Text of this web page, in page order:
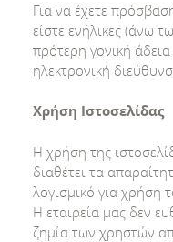
Για να έχετε
είστε ενήλικες (άνω
πρότερη γονική
ηλεκτρονική
Χρήση Ιστοσελίδας
Η χρήση της
διαθέτει τα
λογισμικό για χρήση
Η εταιρεία μας δεν
ζημία των χρηστών